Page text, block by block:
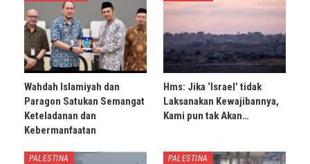
Wahdah Islamiyah dan
Paragon Satukan Semangat
Keteladanan dan
Kebermanfaatan
Hms: Jika ‘Israel’ tidak
Laksanakan Kewajibannya,
Kami pun tak Akan…
PALESTINA PALESTINA